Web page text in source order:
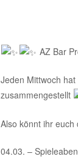
AZ Bar
Jeden Mittwoch
zusammengestellt
Also könnt ihr
04.03. –